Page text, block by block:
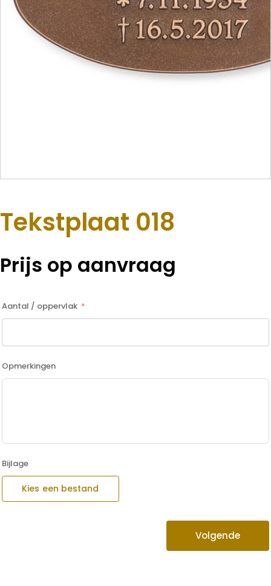
Tekstplaat 018
Prijs op aanvraag
Aantal / oppervlak
Opmerkingen
Bijlage
Kies een bestand
Volgende